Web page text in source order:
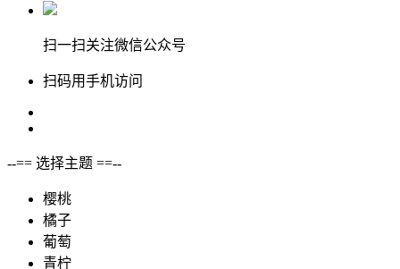
扫一扫关注微信公众号
扫码用手机访问
--== 选择主题 ==--
樱桃
橘子
葡萄
青柠